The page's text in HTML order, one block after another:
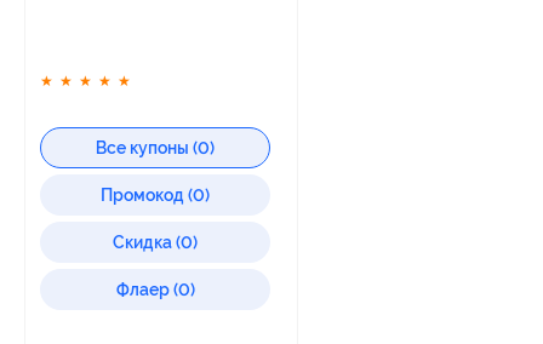
★ ★ ★ ★ ★
Все купоны (0)
Промокод (0)
Скидка (0)
Флаер (0)